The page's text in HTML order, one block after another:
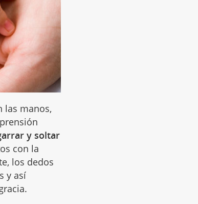
las manos,
y soltar
con la
los dedos
y así